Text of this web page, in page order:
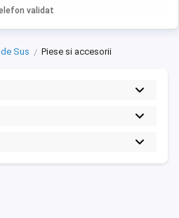
validat
Sus Piese si accesorii